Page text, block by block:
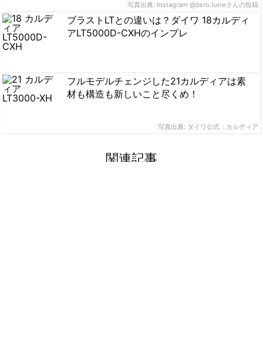
写真出典: Instagram @zero.tuneさんの投稿
ブラストLTとの違いは？ダイワ 18カルディ
アLT5000D-CXHのインプレ
フルモデルチェンジした21カルディアは素
材も構造も新しいこと尽くめ！
写真出典: ダイワ公式：カルディア
関連記事